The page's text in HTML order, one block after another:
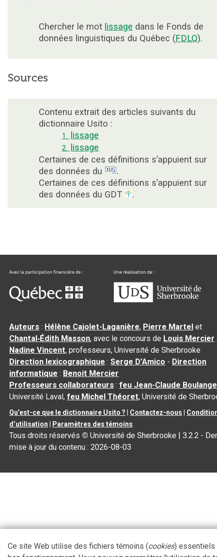
Chercher le mot lissage dans le Fonds de
données linguistiques du Québec (FDLQ).
Sources
Contenu extrait des articles suivants du
dictionnaire Usito :
1. lissage
2.
lissage
Certaines de ces définitions s’appuient sur
des données du
.
Certaines de ces définitions s’appuient sur
des données du GDT
.
Auteurs : Hélène Cajolet-Laganière, Pierre Martel et
Chantal‑Édith Masson, avec le concours de Louis Mercier
Nadine Vincent, professeurs, Université de Sherbrooke
Direction lexicographique :Serge D’Amico - Direction
informatique : Benoit Mercier
Professeurs collaborateurs :feu Jean-Claude
Université Laval,feu Michel Théoret, Université de
Qu’est-ce que le dictionnaire Usito ? Contactez-nous
d’utilisation
Paramètres des témoins
Tous droits réservés © Université de Sherbrooke |3.2.2 -
mise à jour du contenu :2026-08-03
Ce site Web utilise des fichiers témoins (cookies) essentiels